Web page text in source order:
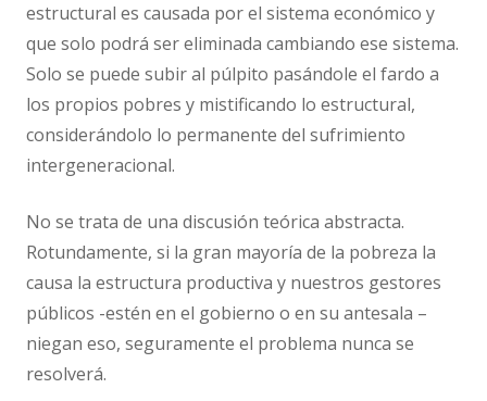
estructural es causada por el sistema económico y
que solo podrá ser eliminada cambiando ese sistema.
Solo se puede subir al púlpito pasándole el fardo a
los propios pobres y mistificando lo estructural,
considerándolo lo permanente del sufrimiento
intergeneracional.
No se trata de una discusión teórica abstracta.
Rotundamente, si la gran mayoría de la pobreza la
causa la estructura productiva y nuestros gestores
públicos -estén en el gobierno o en su antesala –
niegan eso, seguramente el problema nunca se
resolverá.